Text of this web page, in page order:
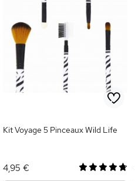
Kit Voyage 5 Pinceaux Wild Life
4,95 €